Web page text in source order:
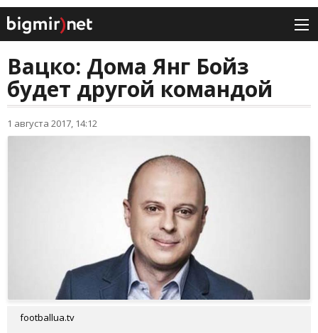
Вацко: Дома Янг Бойз
будет другой командой
1 августа 2017, 14:12
footballua.tv